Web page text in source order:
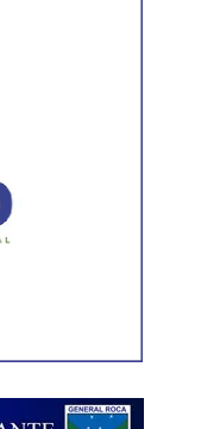
encontró el teléfono
Además,